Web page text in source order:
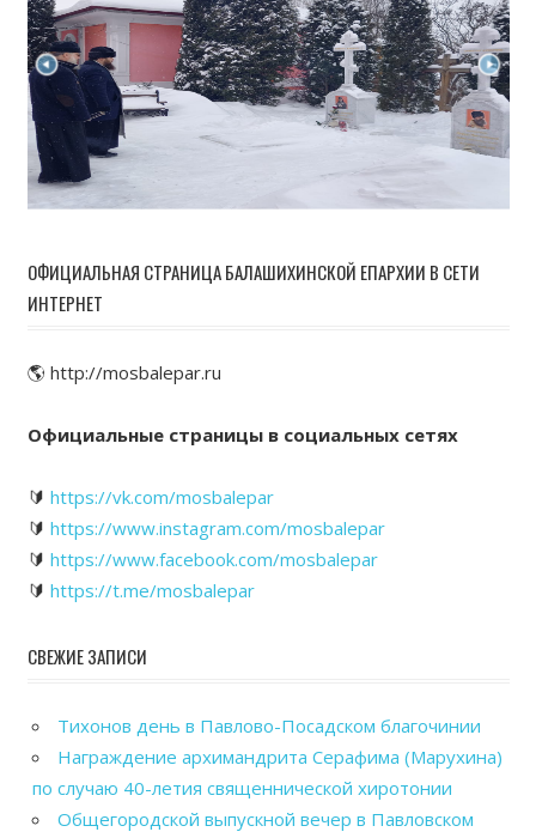
ОФИЦИАЛЬНАЯ СТРАНИЦА БАЛАШИХИНСКОЙ ЕПАРХИИ В СЕТИ
ИНТЕРНЕТ
🌎 http://mosbalepar.ru
Официальные страницы в социальных сетях
🔰 https://vk.com/mosbalepar
🔰 https://www.instagram.com/mosbalepar
🔰 https://www.facebook.com/mosbalepar
🔰 https://t.me/mosbalepar
СВЕЖИЕ ЗАПИСИ
Тихонов день в Павлово-Посадском благочинии
Награждение архимандрита Серафима (Марухина)
по случаю 40-летия священнической хиротонии
Общегородской выпускной вечер в Павловском